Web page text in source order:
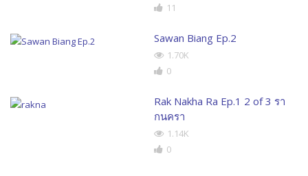
11
Sawan Biang Ep.2
1.70K
0
Rak Nakha Ra Ep.1 2 of 3 รา
กนครา
1.14K
0